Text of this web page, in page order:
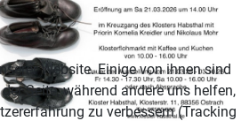
Website. Einige von ihnen sind
Seite, während andere uns helfen,
zu verbessern (Tracking